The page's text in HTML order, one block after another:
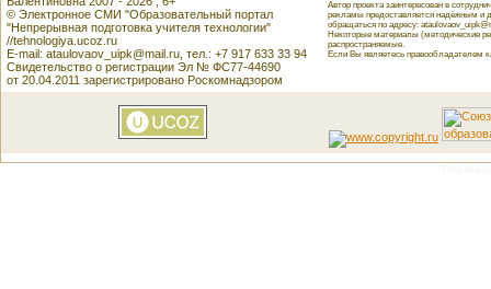
© Электронное СМИ "Образовательный портал
"Непрерывная подготовка учителя технологии"
//tehnologiya.ucoz.ru
E-mail: ataulovaov_uipk@mail.ru, тел.: +7 917 633 33 94
Свидетельство о регистрации Эл № ФС77-44690
от 20.04.2011 зарегистрировано Роскомнадзором
Автор проекта заинтересован в
рекламы предоставляется надёжным и
обращаться по адресу:
Некоторые материалы (методические
распространяемые.
Если Вы являетесь правообладателем